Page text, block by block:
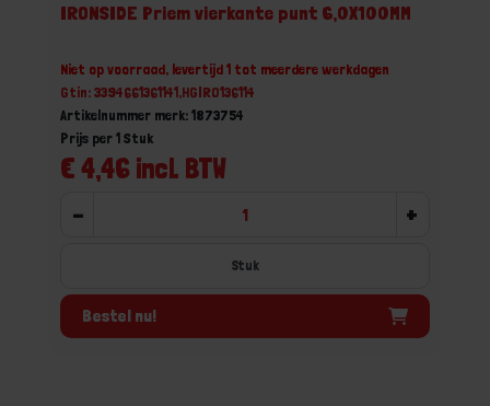
IRONSIDE Priem vierkante punt 6,0X100MM
Niet op voorraad, levertijd 1 tot meerdere werkdagen
Gtin: 3394661361141,HGIRO136114
Artikelnummer merk: 1873754
€ 4,46 incl. BTW
Prijs per 1 Stuk
- +
Stuk
Bestel nu!